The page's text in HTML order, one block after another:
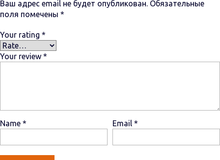
Ваш адрес email не будет опубликован. Обязательные
поля помечены *
Your rating *
Your review *
Name * Email *